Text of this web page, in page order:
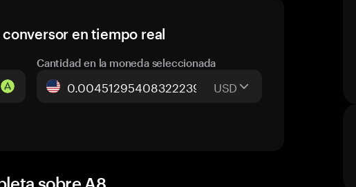
en tiempo real
Cantidad en la moneda seleccionada
USD